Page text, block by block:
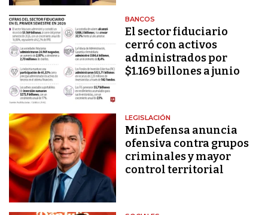
BANCOS
El sector fiduciario
cerró con activos
administrados por
$1.169 billones a junio
LEGISLACIÓN
MinDefensa anuncia
ofensiva contra grupos
criminales y mayor
control territorial